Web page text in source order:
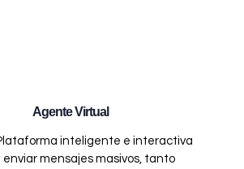
Agente Virtual
inteligente e interactiva
enviar mensajes masivos, tanto